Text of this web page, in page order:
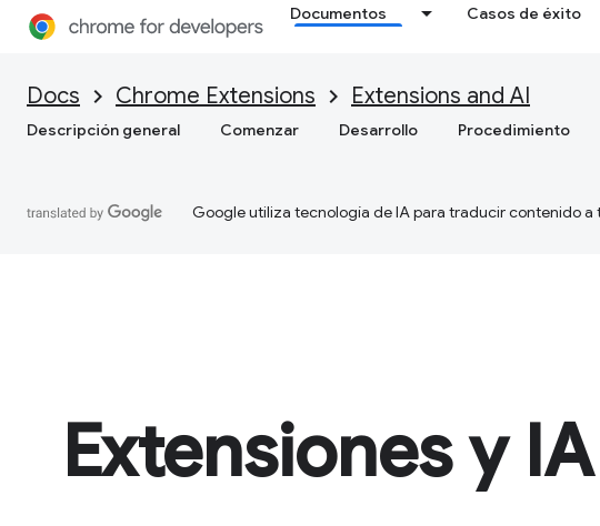
Documentos Casos de éxito
Docs Chrome Extensions Extensions and AI
Descripción general Comenzar Desarrollo Procedimiento
Google utiliza tecnología de IA para traducir contenido
Extensiones y IA